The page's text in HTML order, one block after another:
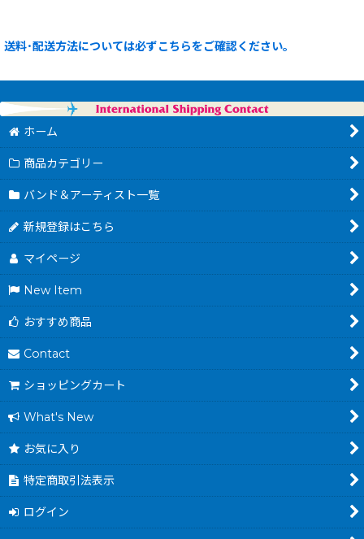
送料･配送方法については必ずこちらをご確認ください。
ホーム
商品カテゴリー
バンド＆アーティスト一覧
新規登録はこちら
マイページ
New Item
おすすめ商品
Contact
ショッピングカート
What's New
お気に入り
特定商取引法表示
ログイン